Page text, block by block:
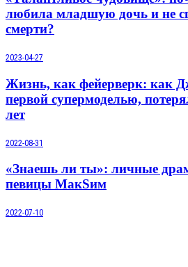
любила младшую дочь и не
смерти?
2023-04-27
Жизнь, как фейерверк: как
первой супермоделью,
лет
2022-08-31
«Знаешь ли ты»: личные
певицы МакSим
2022-07-10